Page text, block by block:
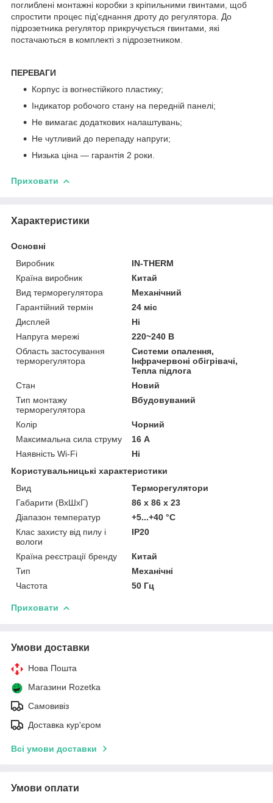
поглиблені монтажні коробки з кріпильними гвинтами, щоб
спростити процес під'єднання дроту до регулятора. До
підрозетника регулятор прикручується гвинтами, які
постачаються в комплекті з підрозетником.
ПЕРЕВАГИ
Корпус із вогнестійкого пластику;
Індикатор робочого стану на передній панелі;
Не вимагає додаткових налаштувань;
Не чутливий до перепаду напруги;
Низька ціна — гарантія 2 роки.
Приховати
Характеристики
Основні
Виробник
IN-THERM
Країна виробник
Китай
Вид терморегулятора
Механічний
Гарантійний термін
24 міс
Дисплей
Ні
Напруга мережі
220~240 В
Область застосування
терморегулятора
Системи опалення,
Інфрачервоні обігрівачі,
Тепла підлога
Стан
Новий
Тип монтажу
терморегулятора
Вбудовуваний
Колір
Чорний
Максимальна сила струму
16 А
Наявність Wi-Fi
Ні
Користувальницькі характеристики
Вид
Терморегулятори
Габарити (ВхШхГ)
86 х 86 х 23
Діапазон температур
+5...+40 °С
Клас захисту від пилу і
вологи
IP20
Країна реєстрації бренду
Китай
Тип
Механічні
Частота
50 Гц
Приховати
Умови доставки
Нова Пошта
Магазини Rozetka
Самовивіз
Доставка кур'єром
Всі умови доставки
Умови оплати